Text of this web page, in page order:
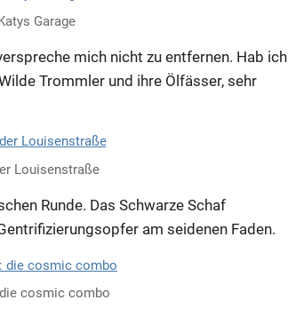
Garage
mich nicht zu entfernen. Hab ich
Trommler und ihre Ölfässer, sehr
Louisenstraße
Runde. Das Schwarze Schaf
am seidenen Faden.
cosmic combo